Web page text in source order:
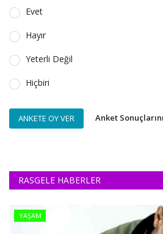
Evet
Hayır
Yeterli Değil
Hiçbiri
ANKETE OY VER Anket
RASGELE HABERLER
YAŞAM